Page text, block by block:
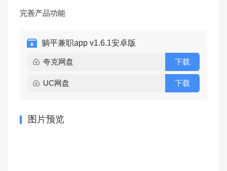
完善产品功能
躺平兼职app v1.6.1安卓版
夸克网盘 下载
UC网盘 下载
图片预览